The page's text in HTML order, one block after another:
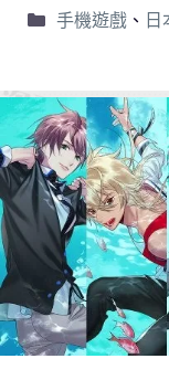
手機遊戲、 日